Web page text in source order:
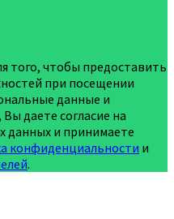
того, чтобы предоставить
при посещении
данные и
даете согласие на
данных и принимаете
конфиденциальности и
.